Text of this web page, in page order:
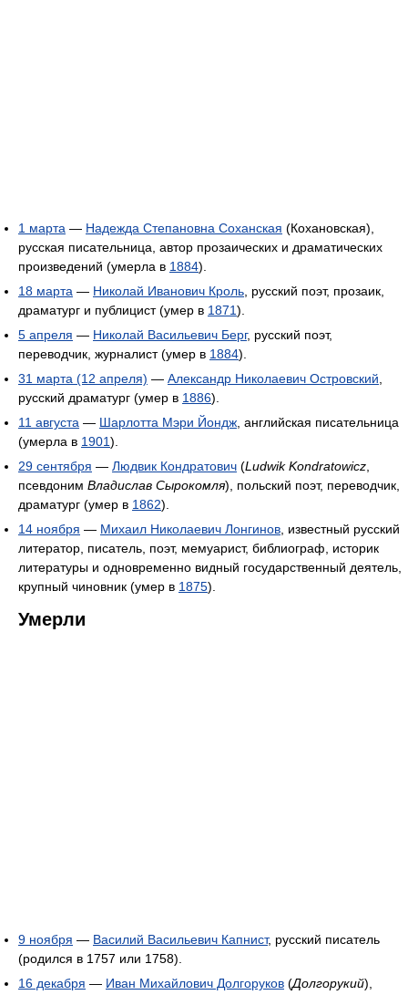
1 марта — Надежда Степановна Соханская (Кохановская),
русская писательница, автор прозаических и драматических
произведений (умерла в 1884).
18 марта — Николай Иванович Кроль , русский поэт, прозаик,
драматург и публицист (умер в 1871).
5 апреля — Николай Васильевич Берг, русский поэт,
переводчик, журналист (умер в 1884).
31 марта (12 апреля) — Александр Николаевич Островский
русский драматург (умер в 1886).
11 августа — Шарлотта Мэри Йондж , английская писательница
(умерла в 1901).
29 сентября — Людвик Кондратович (Ludwik Kondratowicz
псевдоним Владислав Сырокомля), польский поэт, переводчик,
драматург (умер в 1862).
14 ноября — Михаил Николаевич Лонгинов , известный русский
литератор, писатель, поэт, мемуарист, библиограф, историк
литературы и одновременно видный государственный деятель,
крупный чиновник (умер в 1875).
Умерли
9 ноября — Василий Васильевич Капнист, русский писатель
(родился в 1757 или 1758).
16 декабря — Иван Михайлович Долгоруков (Долгорукий),